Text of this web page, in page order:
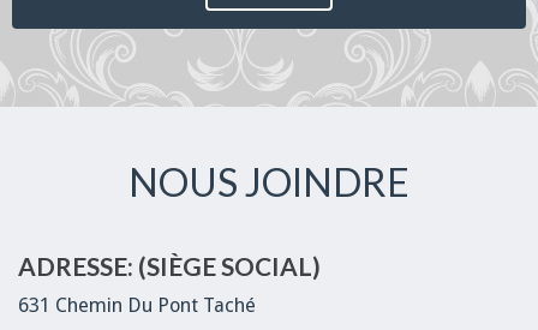
NOUS JOINDRE
ADRESSE: (SIÈGE SOCIAL)
631 Chemin Du Pont Taché